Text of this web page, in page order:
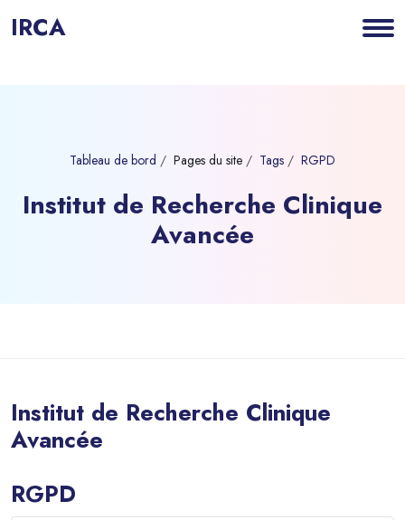
IRCA
Tableau de bord Pages du site Tags RGPD
Institut de Recherche Clinique
Avancée
Institut de Recherche Clinique
Avancée
Blocs
RGPD